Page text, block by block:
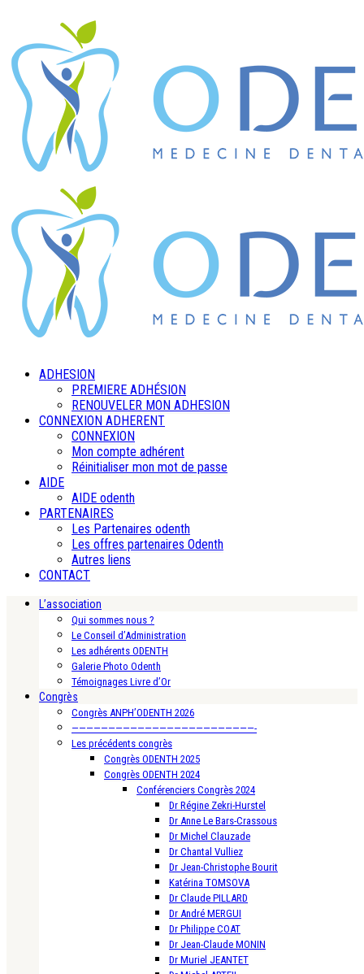
ADHESION
PREMIERE ADHÉSION
RENOUVELER MON ADHESION
CONNEXION ADHERENT
CONNEXION
Mon compte adhérent
Réinitialiser mon mot de passe
AIDE
AIDE odenth
PARTENAIRES
Les Partenaires odenth
Les offres partenaires Odenth
Autres liens
CONTACT
L’association
Qui sommes nous ?
Le Conseil d’Administration
Les adhérents ODENTH
Galerie Photo Odenth
Témoignages Livre d’Or
Congrès
Congrès ANPH’ODENTH 2026
—————————————————————————-
Les précédents congrès
Congrès ODENTH 2025
Congrès ODENTH 2024
Conférenciers Congrès 2024
Dr Régine Zekri-Hurstel
Dr Anne Le Bars-Crassous
Dr Michel Clauzade
Dr Chantal Vulliez
Dr Jean-Christophe Bourit
Katérina TOMSOVA
Dr Claude PILLARD
Dr André MERGUI
Dr Philippe COAT
Dr Jean-Claude MONIN
Dr Muriel JEANTET